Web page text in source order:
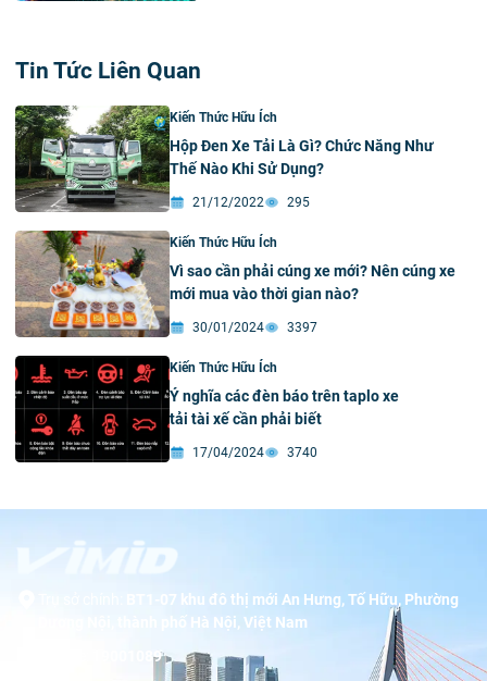
Tin Tức Liên Quan
Kiến Thức Hữu Ích
Hộp Đen Xe Tải Là Gì? Chức Năng Như
Thế Nào Khi Sử Dụng?
21/12/2022 295
Kiến Thức Hữu Ích
Vì sao cần phải cúng xe mới? Nên cúng xe
mới mua vào thời gian nào?
30/01/2024 3397
Kiến Thức Hữu Ích
Ý nghĩa các đèn báo trên taplo xe
tải tài xế cần phải biết
17/04/2024 3740
BT1-07 khu đô thị mới An Hưng, Tố Hữu, Phường
Dương Nội, thành phố Hà Nội, Việt Nam
19001089